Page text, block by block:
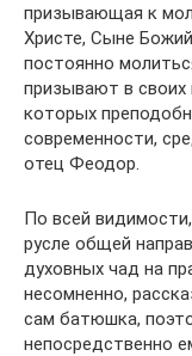
призывающая к
Христе, Сыне
постоянно
призывают в своих
которых
современности,
отец Феодор.
По всей
русле общей
духовных чад на
несомненно,
сам батюшка,
непосредственно